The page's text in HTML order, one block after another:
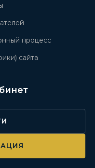
процесс
сайта